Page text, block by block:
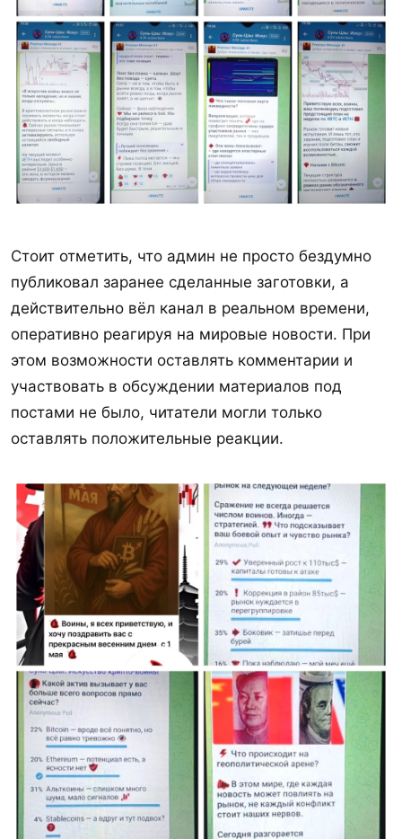
Стоит отметить, что админ не просто бездумно
публиковал заранее сделанные заготовки, а
действительно вёл канал в реальном времени,
оперативно реагируя на мировые новости. При
этом возможности оставлять комментарии и
участвовать в обсуждении материалов под
постами не было, читатели могли только
оставлять положительные реакции.